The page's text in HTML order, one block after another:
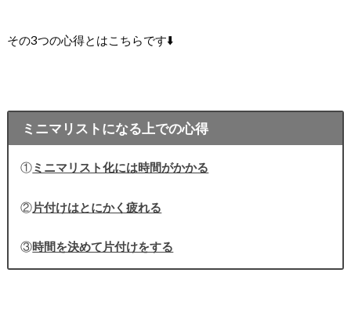
その3つの心得とはこちらです⬇️
ミニマリストになる上での心得
①ミニマリスト化には時間がかかる
②片付けはとにかく疲れる
③時間を決めて片付けをする